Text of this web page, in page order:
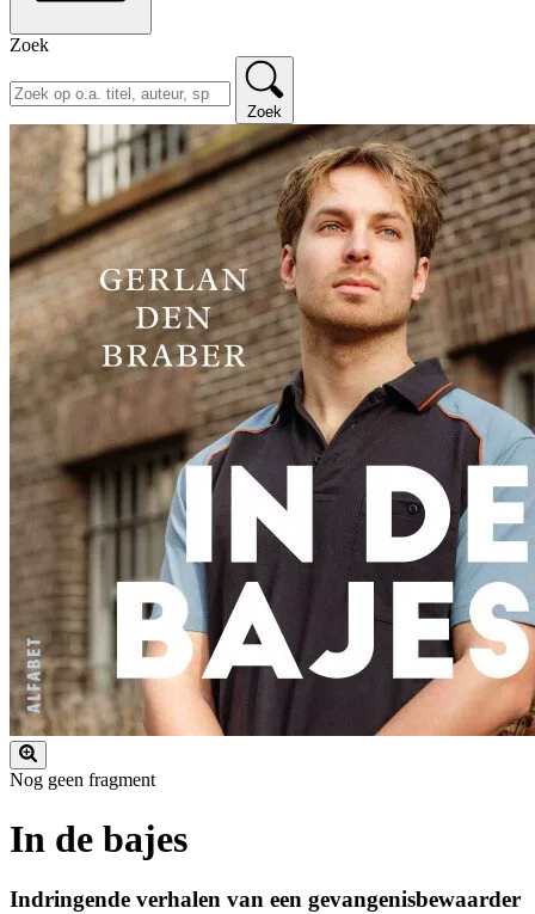
Zoek
Zoek
Nog geen fragment
In de bajes
Indringende verhalen van een gevangenisbewaarder